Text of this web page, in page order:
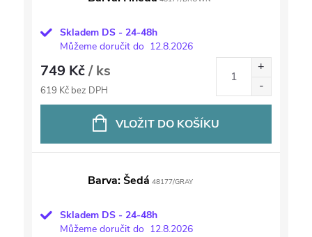
Skladem DS - 24-48h
Můžeme doručit do 12.8.2026
749 Kč/ ks
619 Kč bez DPH
VLOŽIT DO KOŠÍKU
Barva: Šedá 48177/GRAY
Skladem DS - 24-48h
Můžeme doručit do 12.8.2026